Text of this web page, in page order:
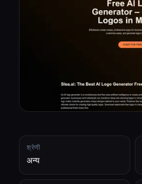
श्रेणी
अन्य